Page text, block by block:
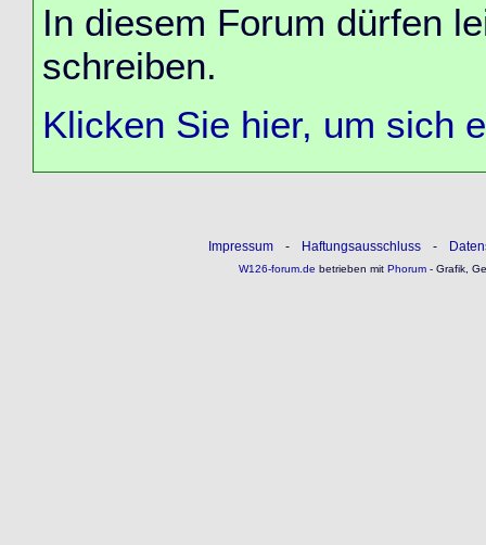
In diesem Forum dürfen
schreiben.
Klicken Sie hier, um sich
Impressum - Haftungsausschluss -
W126-forum.de betrieben mitPhorum- Grafik,